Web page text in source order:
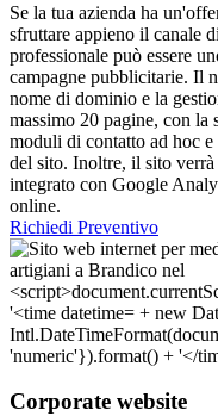
Se la tua azienda ha
sfruttare appieno il canale
professionale può essere
campagne pubblicitarie. Il
nome di dominio e la
massimo 20 pagine, con la
moduli di contatto ad hoc
del sito. Inoltre, il sito
integrato con Google
online.
Richiedi Preventivo
Corporate website